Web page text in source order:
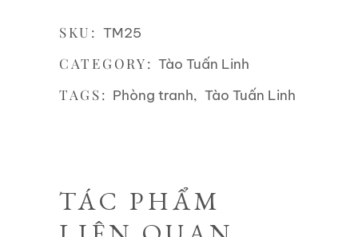
SKU: TM25
CATEGORY:Tào Tuấn Linh
TAGS: Phòng tranh, Tào Tuấn Linh
TÁC PHẨM